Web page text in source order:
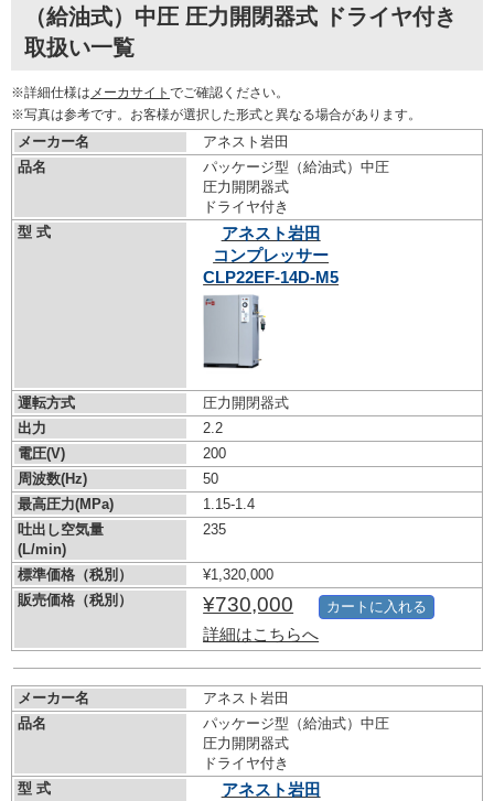
（給油式）中圧 圧力開閉器式 ドライヤ付き
取扱い一覧
※詳細仕様は メーカサイト でご確認ください。
※写真は参考です。お客様が選択した形式と異なる場合があります。
メーカー名
アネスト岩田
品名
パッケージ型（給油式）中圧
圧力開閉器式
ドライヤ付き
型 式
アネスト岩田
コンプレッサー
CLP22EF-14D-M5
運転方式
圧力開閉器式
出力
2.2
電圧(V)
200
周波数(Hz)
50
最高圧力(MPa)
1.15-1.4
吐出し空気量
(L/min)
235
標準価格（税別）
¥1,320,000
販売価格（税別）
¥730,000
詳細はこちらへ
カートに入れる
メーカー名
アネスト岩田
品名
パッケージ型（給油式）中圧
圧力開閉器式
ドライヤ付き
型 式
アネスト岩田